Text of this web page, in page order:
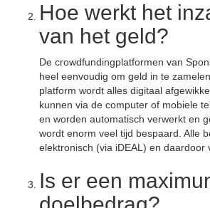
Hoe werkt het
van het geld?
De crowdfundingplatformen van
heel eenvoudig om geld in te
platform wordt alles digitaal
kunnen via de computer of mobiele
en worden automatisch verwerkt en
wordt enorm veel tijd bespaard. Alle
elektronisch (via iDEAL) en daardoor
Is er een